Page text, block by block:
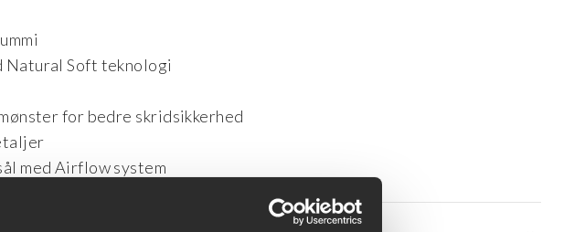
Natural Soft teknologi
for bedre skridsikkerhed
med Airflow system